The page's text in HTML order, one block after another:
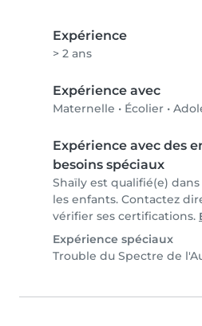
Expérience
> 2 ans
Expérience avec
Maternelle • Écolier •
Expérience avec des
besoins spéciaux
Shaïly est qualifié(e)
les enfants. Contactez
vérifier ses certifications.
Expérience spéciaux
Trouble du Spectre de